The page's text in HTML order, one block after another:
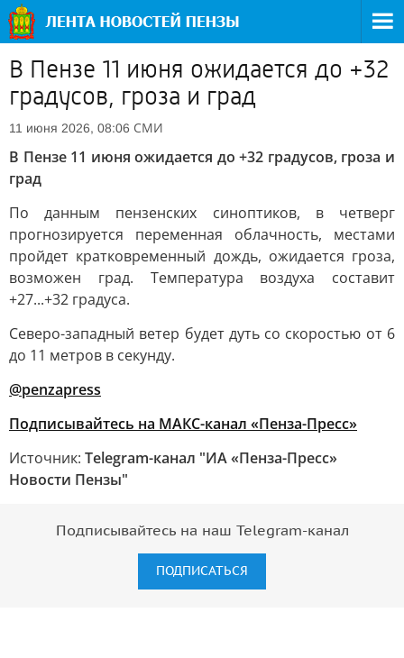
В Пензе 11 июня ожидается до +32
градусов, гроза и град
11 июня 2026, 08:06 СМИ
В Пензе 11 июня ожидается до +32 градусов, гроза и
град
По данным пензенских синоптиков, в четверг
прогнозируется переменная облачность, местами
пройдет кратковременный дождь, ожидается гроза,
возможен град. Температура воздуха составит
+27...+32 градуса.
Северо-западный ветер будет дуть со скоростью от 6
до 11 метров в секунду.
@penzapress
Подписывайтесь на МАКС-канал «Пенза-Пресс»
Источник: Telegram-канал "ИА «Пенза-Пресс»
Новости Пензы"
Подписывайтесь на наш Telegram-канал
ПОДПИСАТЬСЯ